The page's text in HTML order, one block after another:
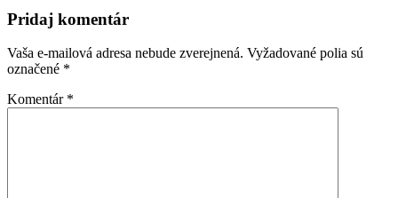
v
článku
Pridaj komentár
Vaša e-mailová adresa nebude zverejnená. Vyžadované polia sú
označené *
Komentár *